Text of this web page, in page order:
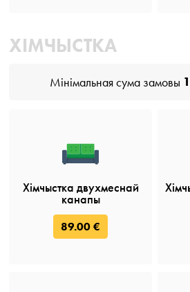
ХІМЧЫСТКА
Мінімальная сума замовы
Хімчыстка двухмеснай
канапы
89.00 €